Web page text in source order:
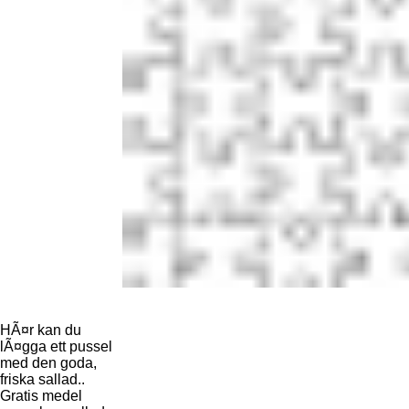
HÃ¤r kan du
lÃ¤gga ett pussel
med den goda,
friska sallad..
Gratis medel